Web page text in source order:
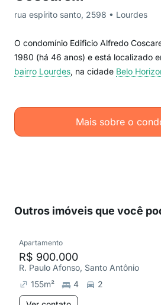
rua espírito santo, 2598 • Lourdes
O condomínio Edificio Alfredo
1980 (há 46 anos) e está localizado
bairro Lourdes, na cidade Belo
Mais sobre o
Outros imóveis que você
Apartamento
R$ 900.000
R. Paulo Afonso, Santo Antônio
155m² 4
2